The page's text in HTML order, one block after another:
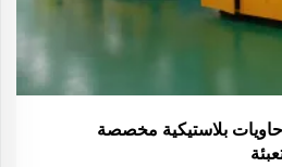
بلاستيكية مخصصة